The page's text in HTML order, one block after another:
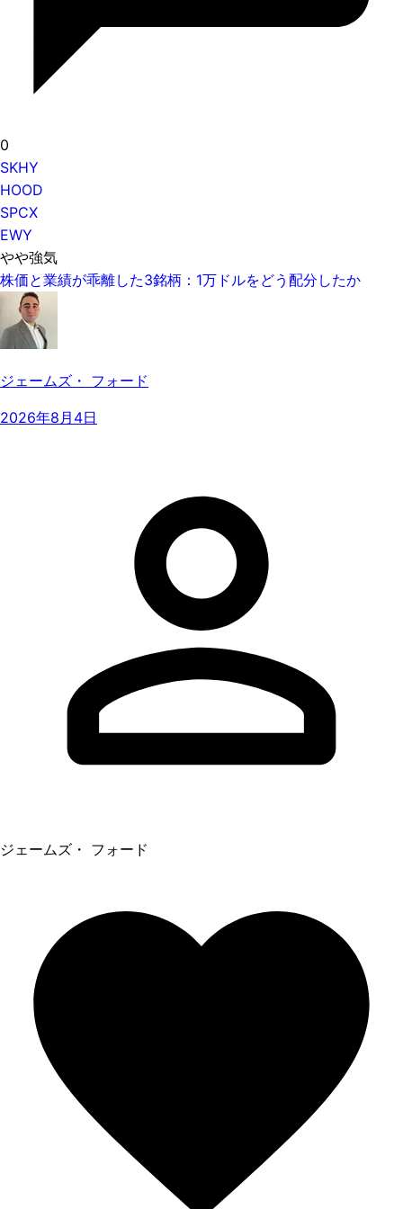
0
SKHY
HOOD
SPCX
EWY
やや強気
株価と業績が乖離した3銘柄：1万ドルをどう配分したか
ジェームズ・ フォード
2026年8月4日
ジェームズ・ フォード